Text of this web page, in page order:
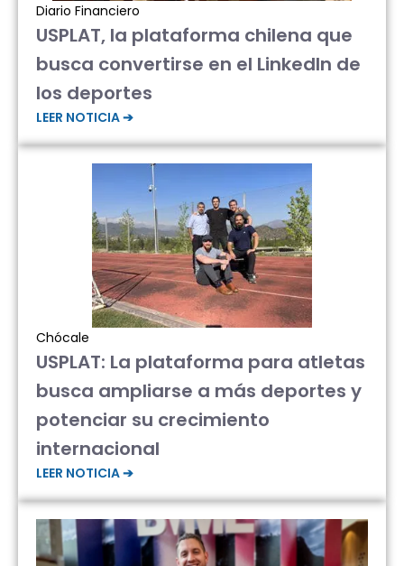
Diario Financiero
USPLAT, la plataforma chilena que
busca convertirse en el LinkedIn de
los deportes
LEER NOTICIA ➔
Chócale
USPLAT: La plataforma para atletas
busca ampliarse a más deportes y
potenciar su crecimiento
internacional
LEER NOTICIA ➔